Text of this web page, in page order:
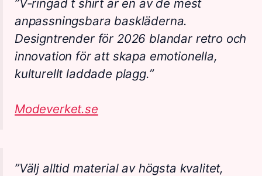
”V-ringad t shirt är en av de mest
anpassningsbara baskläderna.
Designtrender för 2026 blandar retro och
innovation för att skapa emotionella,
kulturellt laddade plagg.”
Modeverket.se
”Välj alltid material av högsta kvalitet,